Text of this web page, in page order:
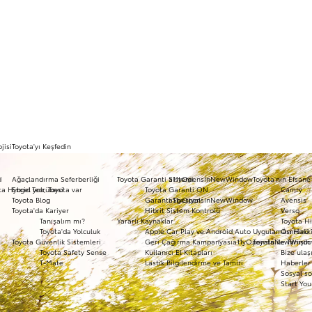
Toyota Garanti Sistemi
Toyota Garanti ON
Garanti Spesiyal
Hibrit Sistem Kontrolü
Yararlı Kaynaklar
Apple Car Play ve Android Auto Uygulaması
Geri Çağırma Kampanyası
Kullanıcı El Kitapları
Lastik Bilgilendirme ve Tamiri
Hybrid Tecrübesi
Toyota'yı Keşfedin
Ağaçlandırma Seferberliği
a11yOpensInNewWindow
Engel yok, Toyota var
Toyota Blog
a11yOpensInNewWindow
Toyota'da Kariyer
Tanışalım mı?
Toyota'da Yolculuk
Toyota Güvenlik Sistemleri
Toyota Safety Sense
T-Mate
Toyota'nın
Camry
Avensis
Verso
Toyota
Ömrünü
Toyota ile Tanışın
Bize
Sosyal
Start